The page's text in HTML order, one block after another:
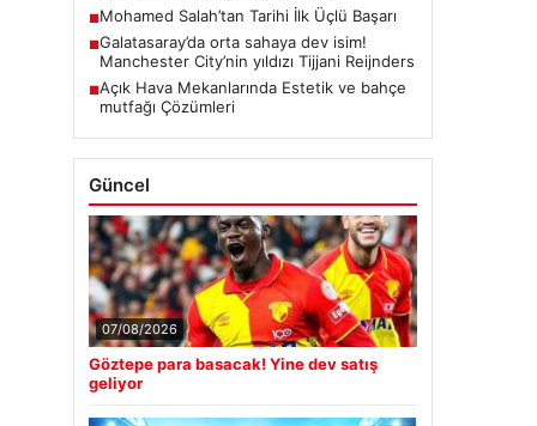
■Mohamed Salah’tan Tarihi İlk Üçlü Başarı
■Galatasaray’da orta sahaya dev isim!
Manchester City’nin yıldızı Tijjani Reijnders
■Açık Hava Mekanlarında Estetik ve bahçe
mutfağı Çözümleri
Güncel
07/08/2026
Göztepe para basacak! Yine dev satış
geliyor